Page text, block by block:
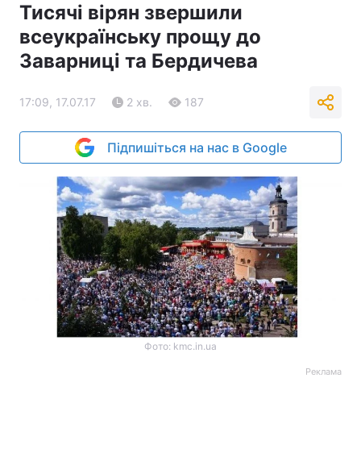
Тисячі вірян звершили
всеукраїнську прощу до
Заварниці та Бердичева
17:09, 17.07.17 2 хв. 187
Підпишіться на нас в Google
Фото: kmc.in.ua
Реклама